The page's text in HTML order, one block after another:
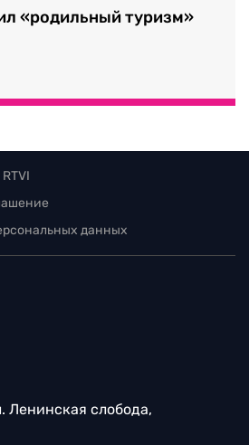
«родильный туризм»
данных
Ленинская слобода,